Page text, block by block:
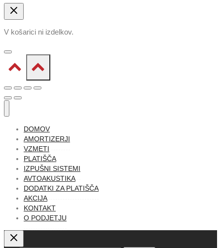
V košarici ni izdelkov.
DOMOV
AMORTIZERJI
VZMETI
PLATIŠČA
IZPUŠNI SISTEMI
AVTOAKUSTIKA
DODATKI ZA PLATIŠČA
AKCIJA
KONTAKT
O PODJETJU